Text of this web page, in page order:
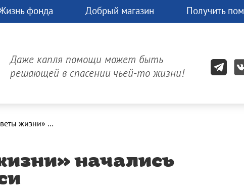
фонда Добрый магазин Получить
Даже капля помощи может быть
решающей в спасении чьей-то жизни!
В проекте «Цветы жизни» начались занятия по живописи
начались